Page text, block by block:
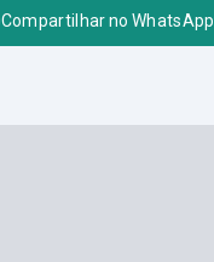
Compartilhar no WhatsApp